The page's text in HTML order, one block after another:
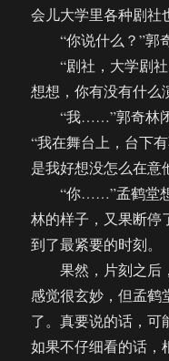
会儿大学里各种剧社
“你说什么？”郭奇
“剧社，大学剧社
想想，你有没有什么
“我……”郭奇林闭
“我在舞台上，台下
是我好想没怎么在意
“你……”孟鹤堂想
林的样子，又果断停
到了最紧要的时刻。
果然，片刻之后
感觉很玄妙，但孟鹤
了。真要说的话，可
如果不仔细看的话，